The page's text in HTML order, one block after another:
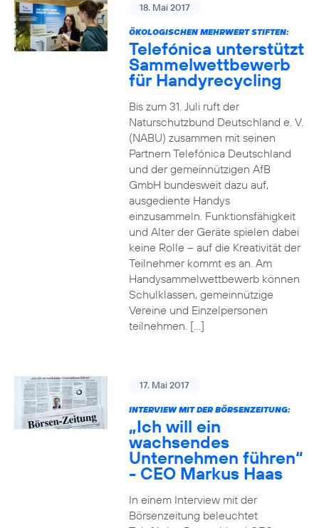
18. Mai 2017
ÖKOLOGISCHEN MEHRWERT STIFTEN:
Telefónica unterstützt
Sammelwettbewerb
für Handyrecycling
Bis zum 31. Juli ruft der
Naturschutzbund Deutschland e. V.
(NABU) zusammen mit seinen
Partnern Telefónica Deutschland
und der gemeinnützigen AfB
GmbH bundesweit dazu auf,
ausgediente Handys
einzusammeln. Funktionsfähigkeit
und Alter der Geräte spielen dabei
keine Rolle – auf die Kreativität der
Teilnehmer kommt es an. Am
Handysammelwettbewerb können
Schulklassen, gemeinnützige
Vereine und Einzelpersonen
teilnehmen. […]
17. Mai 2017
INTERVIEW MIT DER BÖRSENZEITUNG:
„Ich will ein
wachsendes
Unternehmen führen“
- CEO Markus Haas
In einem Interview mit der
Börsenzeitung beleuchtet